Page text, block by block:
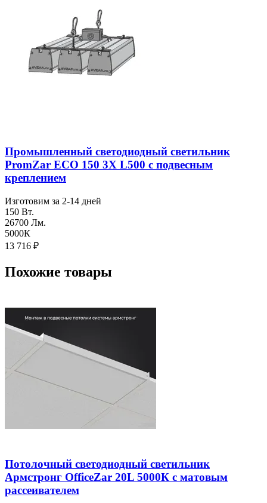
Промышленный светодиодный светильник
PromZar ECO 150 3Х L500 с подвесным
креплением
Изготовим за 2-14 дней
150 Вт.
26700 Лм.
5000К
13 716 ₽
Похожие товары
Потолочный светодиодный светильник
Армстронг OfficeZar 20L 5000К с матовым
рассеивателем